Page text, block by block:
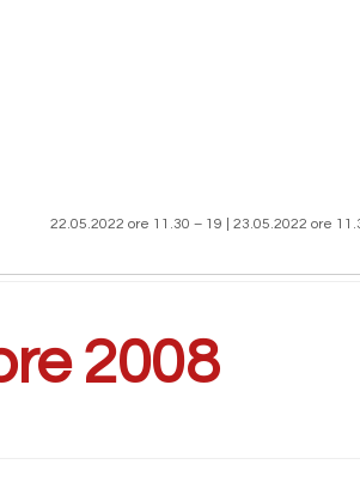
22.05.2022 ore 11.30 – 19 | 23.05.2022 ore
2008